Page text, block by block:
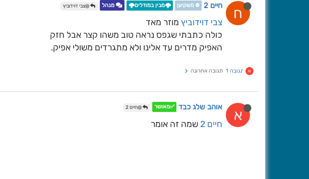
ח חיים 2 ❄️ משקיען 🌩️מבין במודלים🌩️ מנהל @צבי דוידוביץ
צבי דוידוביץ מוזר מאד
כולה כתבתי שגפס נראה טוב משהו קצר אבל חזק
האפיק מדרים עד אלינו ולא מתגרדים משולי אפיק.
א תגובה 1 תגובה אחרונה
א אוהב שלג כבד ✅מאושר @חיים 2
חיים 2 שמה זה אומר